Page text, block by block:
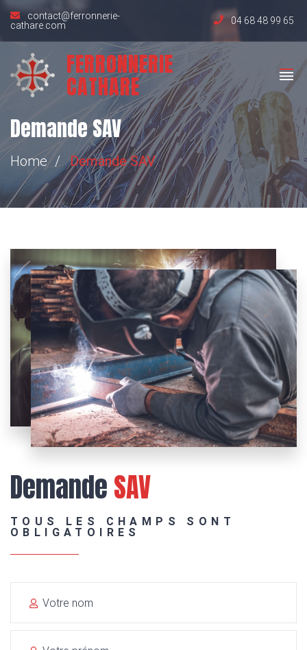
contact@ferronnerie-
cathare.com
04 68 48 99 65
FERRONNERIE
CATHARE
Demande SAV
Home Demande SAV
DemandeSAV
TOUS LES CHAMPS SONT
OBLIGATOIRES